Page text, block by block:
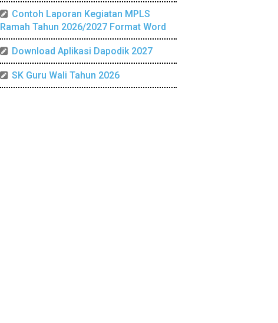
Contoh Laporan Kegiatan MPLS
Ramah Tahun 2026/2027 Format Word
Download Aplikasi Dapodik 2027
SK Guru Wali Tahun 2026